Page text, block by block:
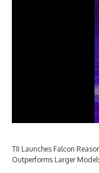
TII Launches Falcon
Outperforms Larger